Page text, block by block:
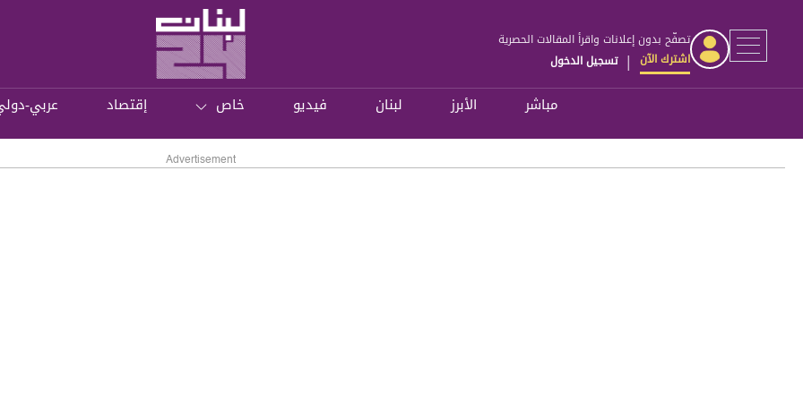
تصفّح بدون إعلانات واقرأ المقالات الحصرية
اشترك الآن | تسجيل الدخول
مباشر الأبرز لبنان فيديو خاص إقتصاد عربي-
Advertisement